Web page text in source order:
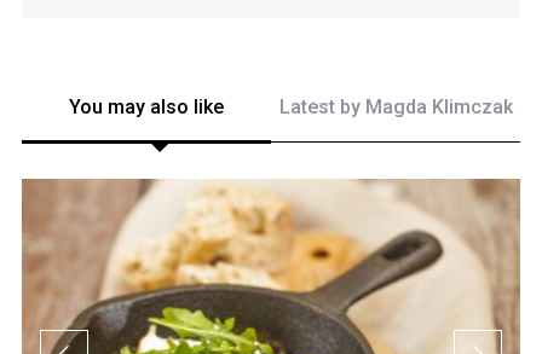
You may also like Latest by Magda Klimczak